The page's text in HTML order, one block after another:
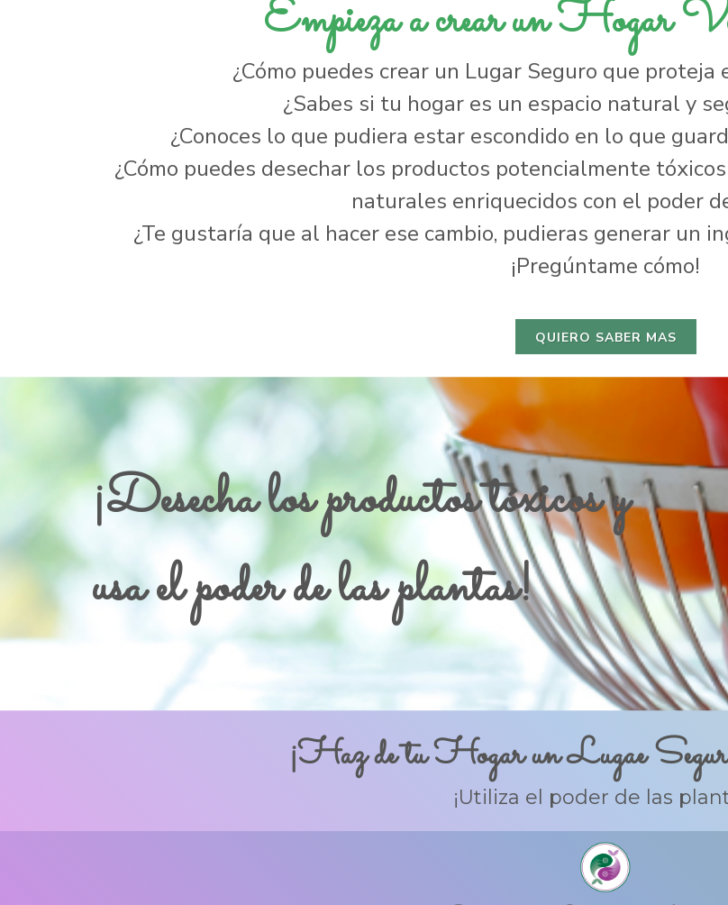
Empieza a crear un Hogar
¿Cómo puedes crear un Lugar Seguro que
¿Sabes si tu hogar es un espacio natural y
¿Conoces lo que pudiera estar escondido en lo que
¿Cómo puedes desechar los productos potencialmente
naturales enriquecidos con el poder
¿Te gustaría que al hacer ese cambio, pudieras generar un
¡Pregúntame cómo!
QUIERO SABER MAS
¡Desecha los productos tóxicos y
usa el poder de las plantas!
¡Haz de tu Hogar un Lugae
¡Utiliza el poder de las